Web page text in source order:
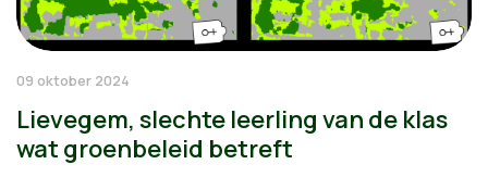
09 oktober 2024
Lievegem, slechte leerling van de klas
wat groenbeleid betreft